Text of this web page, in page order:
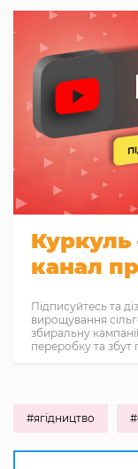
канал
Підписуйтесь та
вирощування
збиральну
переробку та збут
#ягідництво